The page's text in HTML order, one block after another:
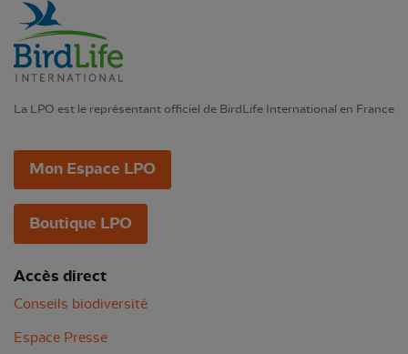
La LPO est le représentant officiel de BirdLife International en France
Mon Espace LPO
Boutique LPO
Accès direct
Conseils biodiversité
Espace Presse